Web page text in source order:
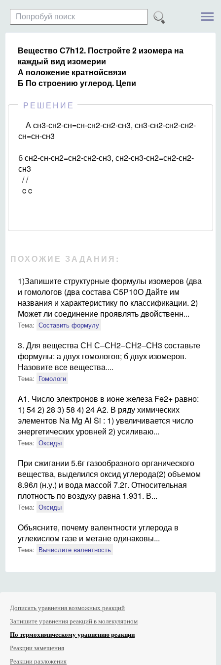
Вещество С7h12. Постройте 2 изомера на
каждый вид изомерии
А положение кратнойсвязи
Б По строению углерод. Цепи
РЕШЕНИЕ
А сн3-сн2-сн=сн-сн2-сн2-сн3, сн3-сн2-сн2-сн2-
сн=сн-сн3
б сн2-сн-сн2=сн2-сн2-сн3, сн2-сн3-сн2=сн2-сн2-
сн3
/ /
c c
ПОХОЖИЕ ЗАДАНИЯ:
1)Запишите структурные формулы изомеров (два
и гомологов (два состава С5Р10О Дайте им
названия и характеристику по классификации. 2)
Может ли соединение проявлять двойственн...
Тема: Составить формулу
3. Для вещества СН С–СН2–СН2–СН3 составьте
формулы: а двух гомологов; б двух изомеров.
Назовите все вещества....
Тема: Гомологи
А1. Число электронов в ионе железа Fe2+ равно:
1) 54 2) 28 3) 58 4) 24 А2. В ряду химических
элементов Na Mg Al Si : 1) увеличивается число
энергетических уровней 2) усиливаю...
Тема: Оксиды
При сжигании 5.6г газообразного органического
вещества, выделился оксид углерода(2) объемом
8.96л (н.у.) и вода массой 7.2г. Относительная
плотность по воздуху равна 1.931. В...
Тема: Оксиды
Объясните, почему валентности углерода в
углекислом газе и метане одинаковы...
Тема: Вычислите валентность
Дописать уравнения возможных реакций
Запишите уравнения реакций в молекулярном
По термохимическому уравнению реакции
Реакции замещения
Реакции разложения